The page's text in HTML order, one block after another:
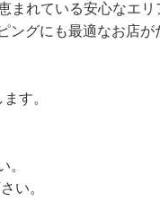
まれている安心なエ
グにも最適なお店が
す。
。
い。